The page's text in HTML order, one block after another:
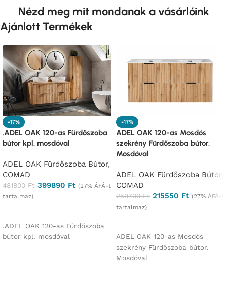
Nézd meg mit mondanak a vásárlóink
Ajánlott Termékek
-17%
.ADEL OAK 120-as Fürdőszoba
bútor kpl. mosdóval
ADEL OAK Fürdőszoba Bútor,
COMAD
481800Ft 399890 Ft (27% ÁFÁ-t
tartalmaz)
.ADEL OAK 120-as Fürdőszoba
bútor kpl. mosdóval
-17%
ADEL OAK 120-as Mosdós
szekrény Fürdőszoba bútor.
Mosdóval
ADEL OAK Fürdőszoba Bútor
COMAD
259700Ft 215550 Ft (27% ÁFÁ-t
tartalmaz)
ADEL OAK 120-as Mosdós
szekrény Fürdőszoba bútor.
Mosdóval